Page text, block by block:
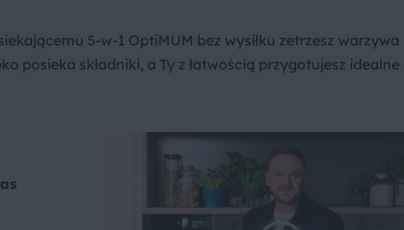
5-w-1 OptiMUM bez wysiłku zetrzesz warzywa
posieka składniki, a Ty z łatwością przygotujesz idealne